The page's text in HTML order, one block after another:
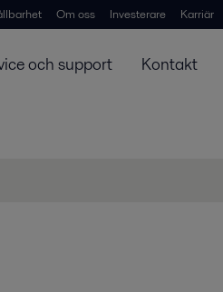
Om oss Investerare Karriär
och support Kontakt